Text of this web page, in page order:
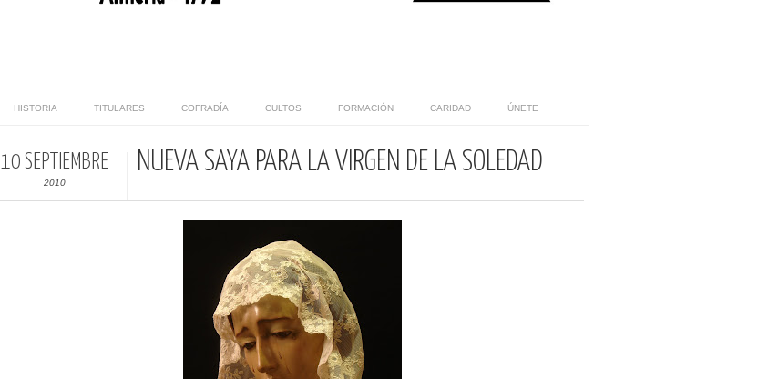
HISTORIA TITULARES COFRADÍA CULTOS FORMACIÓN CARIDAD ÚNETE
10 SEPTIEMBRE
2010
NUEVA SAYA PARA LA VIRGEN DE LA SOLEDAD